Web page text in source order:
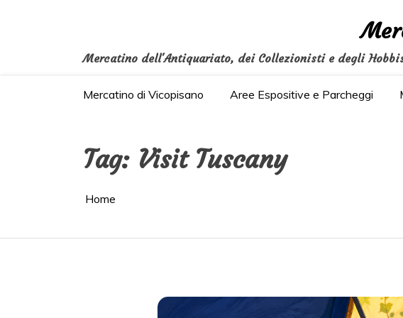
Mercatino dell'Antiquariato, dei Collezionisti e degli
Mercatino di Vicopisano Aree Espositive e Parcheggi
Tag: Visit Tuscany
Home